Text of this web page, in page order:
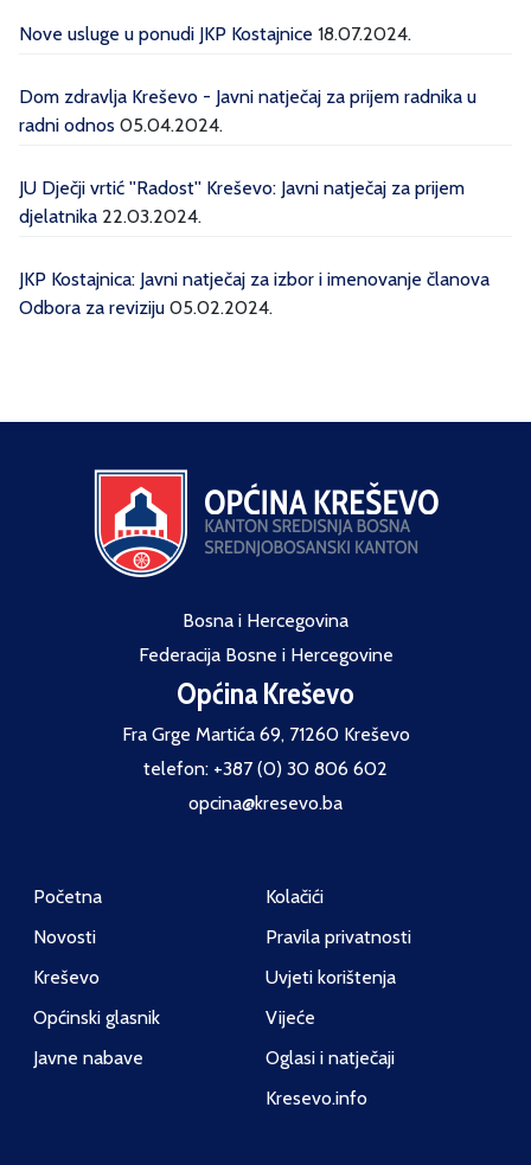
Nove usluge u ponudi JKP Kostajnice 18.07.2024.
Dom zdravlja Kreševo - Javni natječaj za prijem radnika u
radni odnos 05.04.2024.
JU Dječji vrtić ''Radost'' Kreševo: Javni natječaj za prijem
djelatnika 22.03.2024.
JKP Kostajnica: Javni natječaj za izbor i imenovanje članova
Odbora za reviziju 05.02.2024.
Bosna i Hercegovina
Federacija Bosne i Hercegovine
Općina Kreševo
Fra Grge Martića 69, 71260 Kreševo
telefon: +387 (0) 30 806 602
opcina@kresevo.ba
Početna
Novosti
Kreševo
Općinski glasnik
Javne nabave
Kolačići
Pravila privatnosti
Uvjeti korištenja
Vijeće
Oglasi i natječaji
Kresevo.info